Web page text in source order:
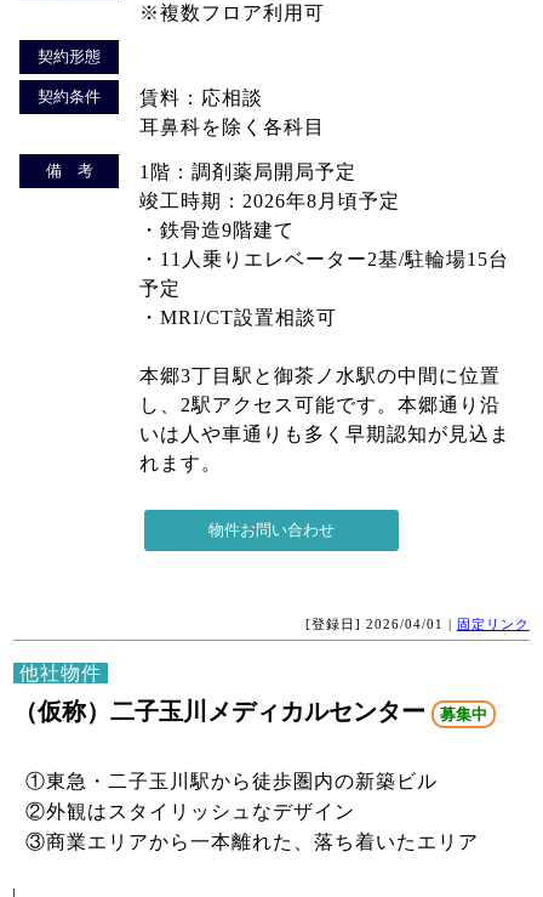
※複数フロア利用可
契約形態
契約条件
賃料：応相談
耳鼻科を除く各科目
備 考
1階：調剤薬局開局予定
竣工時期：2026年8月頃予定
・鉄骨造9階建て
・11人乗りエレベーター2基/駐輪場15台
予定
・MRI/CT設置相談可
本郷3丁目駅と御茶ノ水駅の中間に位置
し、2駅アクセス可能です。本郷通り沿
いは人や車通りも多く早期認知が見込ま
れます。
[登録日] 2026/04/01 | 固定リンク
他社物件
（仮称）二子玉川メディカルセンター 募集中
①東急・二子玉川駅から徒歩圏内の新築ビル
②外観はスタイリッシュなデザイン
③商業エリアから一本離れた、落ち着いたエリア